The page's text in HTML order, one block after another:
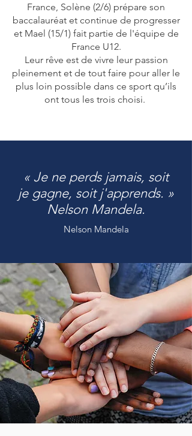
France, Solène (2/6) prépare son
baccalauréat et continue de progresser
et Mael (15/1) fait partie de l'équipe de
France U12.
Leur rêve est de vivre leur passion
pleinement et de tout faire pour aller le
plus loin possible dans ce sport qu’ils
ont tous les trois choisi.
« Je ne perds jamais, soit
je gagne, soit j'apprends. »
Nelson Mandela.
Nelson Mandela